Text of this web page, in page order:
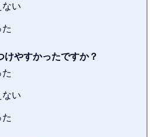
ない
けやすかったですか？
ない